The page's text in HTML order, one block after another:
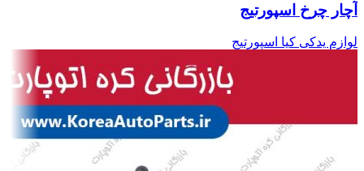
آچار چرخ اسپورتیج
لوازم یدکی کیا اسپورتیج